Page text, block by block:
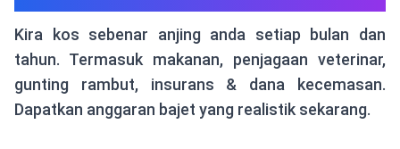
Kira kos sebenar anjing anda setiap bulan dan
tahun. Termasuk makanan, penjagaan veterinar,
gunting rambut, insurans & dana kecemasan.
Dapatkan anggaran bajet yang realistik sekarang.